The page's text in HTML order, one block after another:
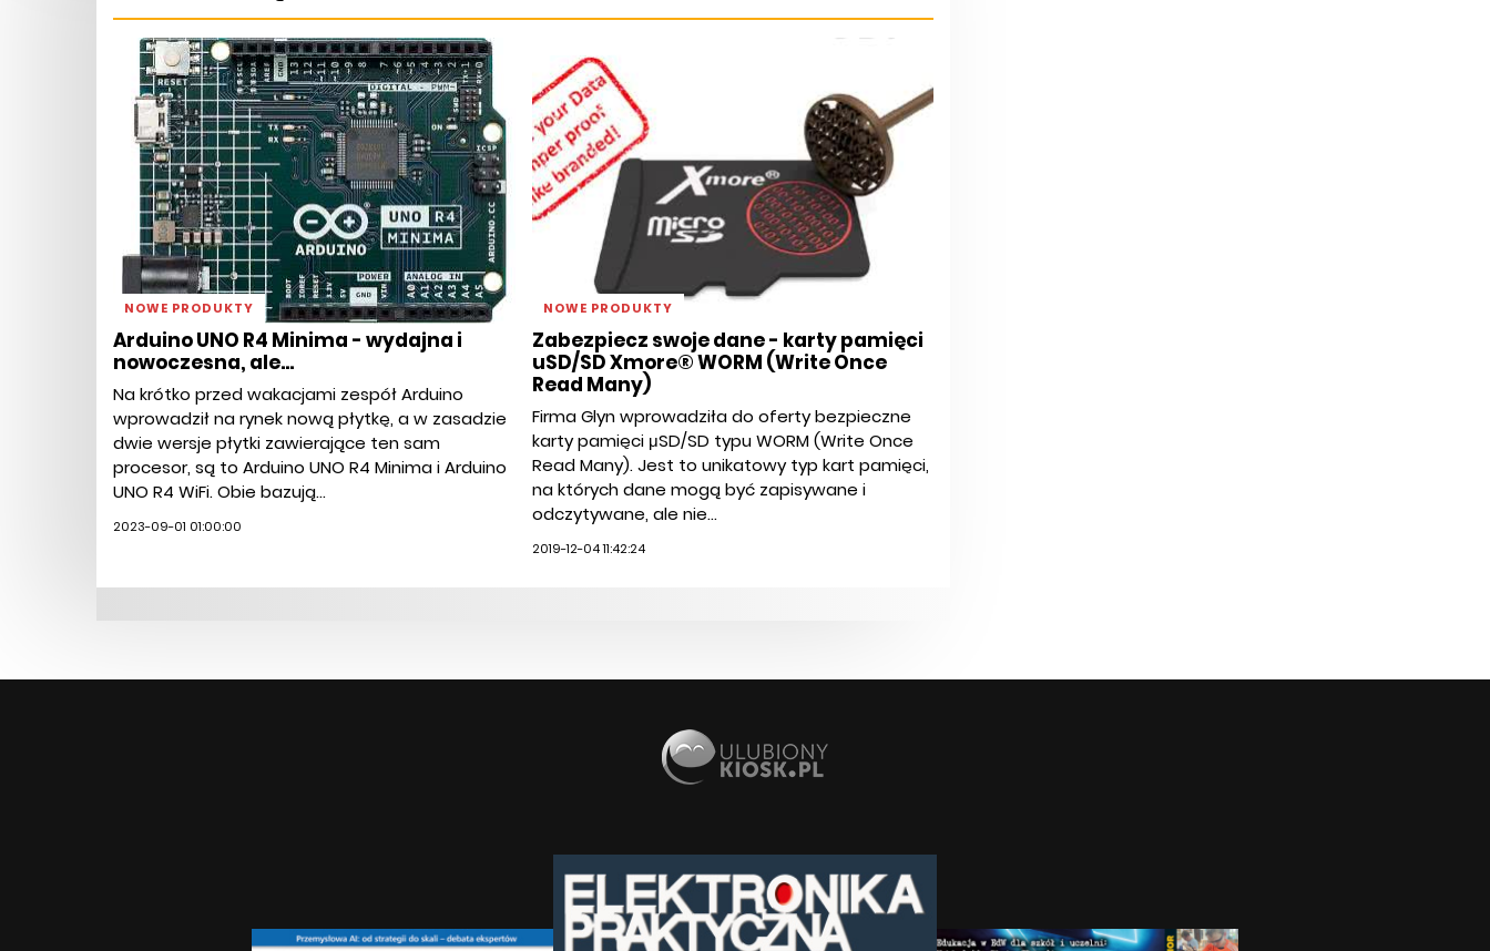
NOWE PRODUKTY
Arduino UNO R4 Minima - wydajna i
nowoczesna, ale...
Na krótko przed wakacjami zespół Arduino
wprowadził na rynek nową płytkę, a w zasadzie
dwie wersje płytki zawierające ten sam
procesor, są to Arduino UNO R4 Minima i Arduino
UNO R4 WiFi. Obie bazują...
2023-09-01 01:00:00
NOWE PRODUKTY
Zabezpiecz swoje dane - karty pamięci
uSD/SD Xmore® WORM (Write Once
Read Many)
Firma Glyn wprowadziła do oferty bezpieczne
karty pamięci μSD/SD typu WORM (Write Once
Read Many). Jest to unikatowy typ kart pamięci,
na których dane mogą być zapisywane i
odczytywane, ale nie...
2019-12-04 11:42:24